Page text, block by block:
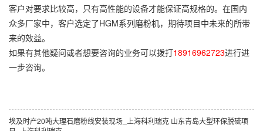
客户对要求比较高，只有高性能的设备才能保证高规格的。在国内
众多厂家中，客户选定了HGM系列磨粉机，期待项目中未来的所带
来的效益。
如果有其他疑问或者想要咨询的业务可以拨打18916962723进行进
一步咨询。
埃及时产20吨大理石磨粉线安装现场_上海科利瑞克 山东青岛大型环保脱硫项